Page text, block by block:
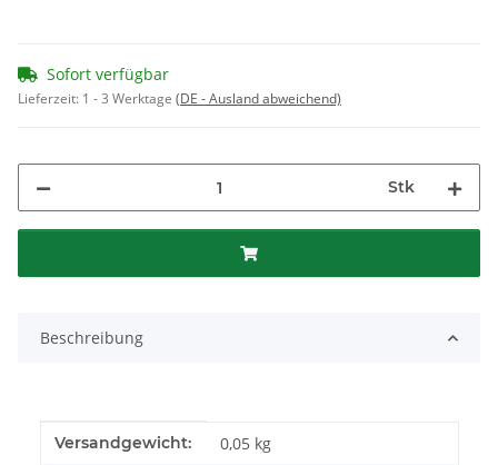
Sofort verfügbar
Lieferzeit: 1 - 3 Werktage (DE - Ausland abweichend)
Stk
Beschreibung
Produkteigenschaft
Wert
Versandgewicht: 0,05 kg